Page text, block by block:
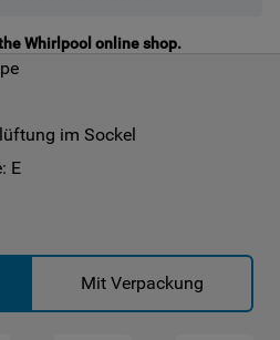
Whirlpool online shop.
im Sockel
E
Mit Verpackung